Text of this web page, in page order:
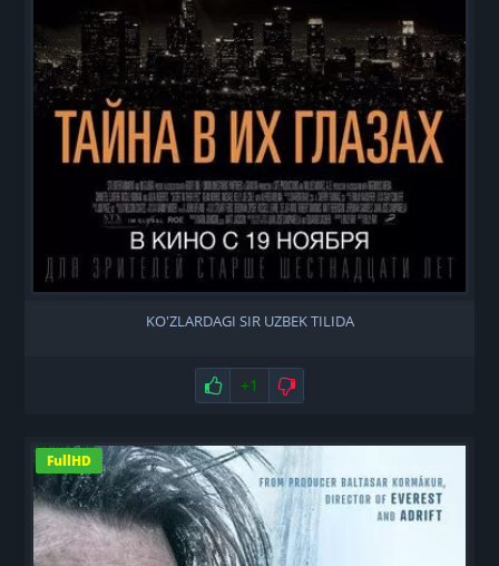
KO'ZLARDAGI SIR UZBEK TILIDA
Нравится
+1 Не нравится
FullHD